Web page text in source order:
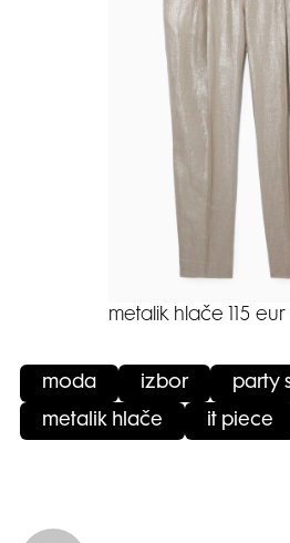
metalik hlače 115 eur
moda izbor party
metalik hlače it piece